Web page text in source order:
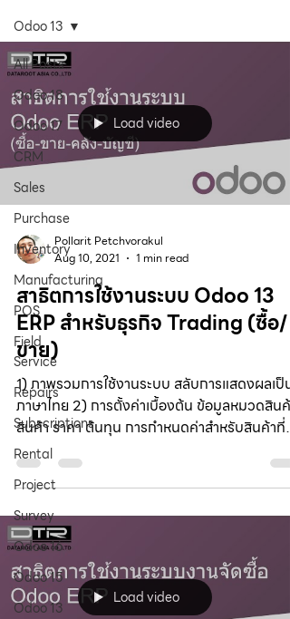
All Posts
Odoo 18
Odoo 17
CRM
Sales
Purchase
Inventory
Manufacturing
POS
Field
Service
Repairs
Subscriptions
Rental
Project
Survey
Odoo 16
Odoo 15
Odoo 13
Odoo 13
Load video
Pollarit Petchvorakul
Aug 10, 2021
1 min read
สาธิตการใช้งานระบบ Odoo 13
ERP สำหรับธุรกิจ Trading (ซื้อ/
ขาย)
1) ภาพรวมการใช้งานระบบ สลับการแสดงผลเป็น
ภาษาไทย 2) การตั้งค่าเบื้องต้น ข้อมูลหมวดสินค้า
สินค้า ราคา ต้นทุน การกำหนดค่าสำหรับสินค้าที่
เป็น...
Load video